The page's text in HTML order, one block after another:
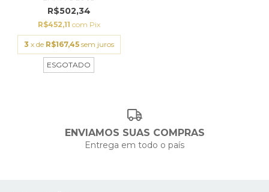
R$502,34
R$452,11 com Pix
3 x de R$167,45 sem juros
ESGOTADO
ENVIAMOS SUAS COMPRAS
Entrega em todo o país